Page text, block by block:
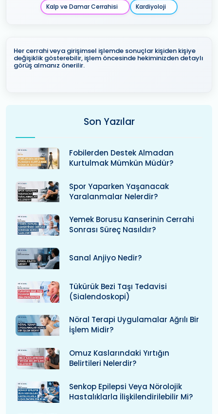
Kalp ve Damar Cerrahisi Kardiyoloji
Her cerrahi veya girişimsel işlemde sonuçlar kişiden kişiye
değişiklik gösterebilir, işlem öncesinde hekiminizden detaylı
görüş almanız önerilir.
Son Yazılar
Fobilerden Destek Almadan
Kurtulmak Mümkün Müdür?
Spor Yaparken Yaşanacak
Yaralanmalar Nelerdir?
Yemek Borusu Kanserinin Cerrahi
Sonrası Süreç Nasıldır?
Sanal Anjiyo Nedir?
Tükürük Bezi Taşı Tedavisi
(Sialendoskopi)
Nöral Terapi Uygulamalar Ağrılı Bir
İşlem Midir?
Omuz Kaslarındaki Yırtığın
Belirtileri Nelerdir?
Senkop Epilepsi Veya Nörolojik
Hastalıklarla İlişkilendirilebilir Mi?